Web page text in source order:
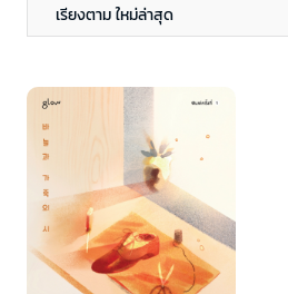
เรียงตาม ใหม่ล่าสุด